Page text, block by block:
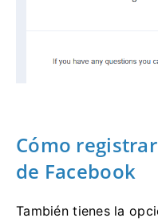
Cómo
de Facebook
También tienes la